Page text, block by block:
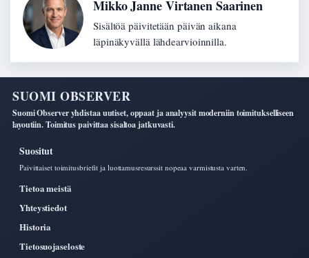
Mikko Janne Virtanen Saarinen
Sisältöä päivitetään päivän aikana
läpinäkyvällä lähdearvioinnilla.
SUOMI OBSERVER
Suomi Observer yhdistaa uutiset, oppaat ja analyysit moderniin toimitukselliseen
layoutiin. Toimitus paivittaa sisaltoa jatkuvasti.
Suositut
Paivittaiset toimitusbriefit ja luottamusresurssit nopeaa varmistusta varten.
Tietoa meistä
Yhteystiedot
Historia
Tietosuojaseloste